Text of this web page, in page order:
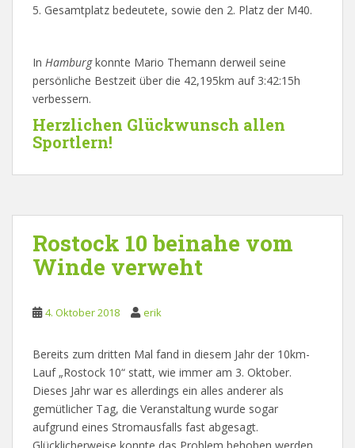
5. Gesamtplatz bedeutete, sowie den 2. Platz der M40.
In Hamburgkonnte Mario Themann derweil seine
persönliche Bestzeit über die 42,195km auf 3:42:15h
verbessern.
Herzlichen Glückwunsch allen
Sportlern!
Rostock 10 beinahe vom
Winde verweht
4. Oktober 2018 erik
Bereits zum dritten Mal fand in diesem Jahr der 10km-
Lauf „Rostock 10“ statt, wie immer am 3. Oktober.
Dieses Jahr war es allerdings ein alles anderer als
gemütlicher Tag, die Veranstaltung wurde sogar
aufgrund eines Stromausfalls fast abgesagt.